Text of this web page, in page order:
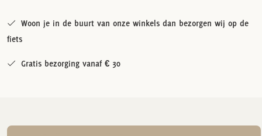
Woon je in de buurt van onze winkels dan bezorgen wij op de
fiets
Gratis bezorging vanaf € 30